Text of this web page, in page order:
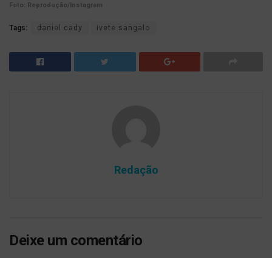
Foto: Reprodução/Instagram
Tags: daniel cady ivete sangalo
Redação
Deixe um comentário